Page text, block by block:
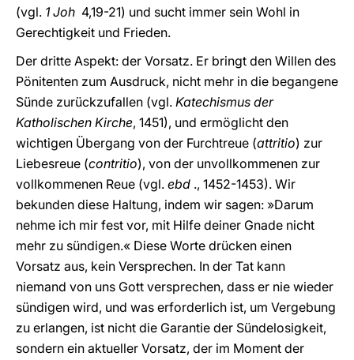
(vgl. 1 Joh 4,19-21) und sucht immer sein Wohl in
Gerechtigkeit und Frieden.
Der dritte Aspekt: der Vorsatz. Er bringt den Willen des
Pönitenten zum Ausdruck, nicht mehr in die begangene
Sünde zurückzufallen (vgl. Katechismus der
Katholischen Kirche, 1451), und ermöglicht den
wichtigen Übergang von der Furchtreue (attritio) zur
Liebesreue (contritio), von der unvollkommenen zur
vollkommenen Reue (vgl. ebd ., 1452-1453). Wir
bekunden diese Haltung, indem wir sagen: »Darum
nehme ich mir fest vor, mit Hilfe deiner Gnade nicht
mehr zu sündigen.« Diese Worte drücken einen
Vorsatz aus, kein Versprechen. In der Tat kann
niemand von uns Gott versprechen, dass er nie wieder
sündigen wird, und was erforderlich ist, um Vergebung
zu erlangen, ist nicht die Garantie der Sündelosigkeit,
sondern ein aktueller Vorsatz, der im Moment der